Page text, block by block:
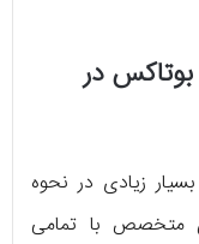
بوتاکس در
زیادی در نحوه
متخصص با تمامی